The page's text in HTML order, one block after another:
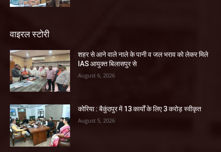
वाइरल स्टोरी
शहर से आने वाले नाले के पानी व जल भराव को लेकर मिले
IAS आयुक्त बिलासपुर से
August 6, 2026
कोरिया : बैकुंठपुर में 13 कार्यों के लिए 3 करोड़ स्वीकृत
August 5, 2026